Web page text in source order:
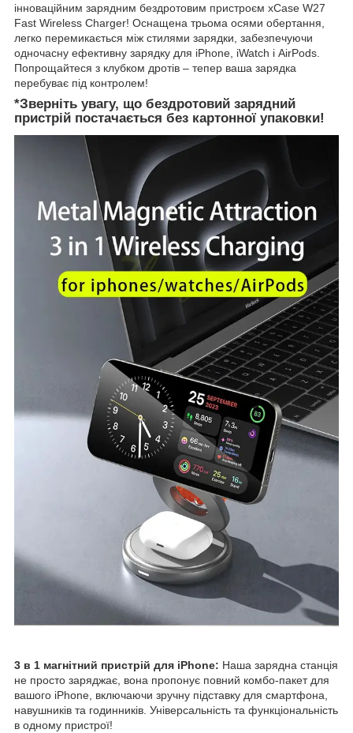
інноваційним зарядним бездротовим пристроєм xCase W27
Fast Wireless Charger! Оснащена трьома осями обертання,
легко перемикається між стилями зарядки, забезпечуючи
одночасну ефективну зарядку для iPhone, iWatch і AirPods.
Попрощайтеся з клубком дротів – тепер ваша зарядка
перебуває під контролем!
*Зверніть увагу, що бездротовий зарядний
пристрій постачається без картонної упаковки!
3 в 1 магнітний пристрій для iPhone: Наша зарядна станція
не просто заряджає, вона пропонує повний комбо-пакет для
вашого iPhone, включаючи зручну підставку для смартфона,
навушників та годинників. Універсальність та функціональність
в одному пристрої!